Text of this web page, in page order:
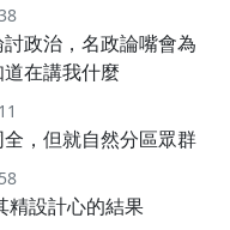
政治，名政論嘴會為
在講我什麼
，但就自然分區眾群
精設計心的結果